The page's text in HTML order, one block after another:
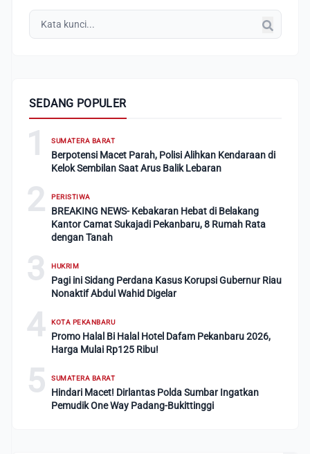
SEDANG POPULER
1 SUMATERA BARAT
Berpotensi Macet Parah, Polisi Alihkan Kendaraan di
Kelok Sembilan Saat Arus Balik Lebaran
2 PERISTIWA
BREAKING NEWS- Kebakaran Hebat di Belakang
Kantor Camat Sukajadi Pekanbaru, 8 Rumah Rata
dengan Tanah
3 HUKRIM
Pagi ini Sidang Perdana Kasus Korupsi Gubernur Riau
Nonaktif Abdul Wahid Digelar
4 KOTA PEKANBARU
Promo Halal Bi Halal Hotel Dafam Pekanbaru 2026,
Harga Mulai Rp125 Ribu!
5 SUMATERA BARAT
Hindari Macet! Dirlantas Polda Sumbar Ingatkan
Pemudik One Way Padang-Bukittinggi